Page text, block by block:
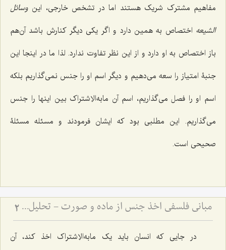
مفاهیم مشترک شریک هستند اما در تشخص خارجى، این وسائل
الشیعه اختصاص به همین دارد و اگر یکى دیگر کنارش باشد آن‌هم
باز اختصاص به او دارد و از این نظر تفاوت ندارد. لذا ما در اینجا این
جنبۀ امتیاز را سعه مى‌دهیم و دیگر اسم او را جنس نمى‌گذاریم بلکه
اسم او را فصل مى‌گذاریم، اسم آن مابه‌الاِشتراک بین اینها را جنس
مى‌گذاریم. این مطلبى بود که ایشان فرمودند و مسئله مسئلۀ
صحیحى است.
مبانی فلسفی اخذ جنس از ماده و صورت - تحلیل دیدگاه حکمت مشاء و نقد آن در انتزاع مفاهیم 2
در جایى که انسان باید یک مابه‌الاِشتراک اخذ کند، آن